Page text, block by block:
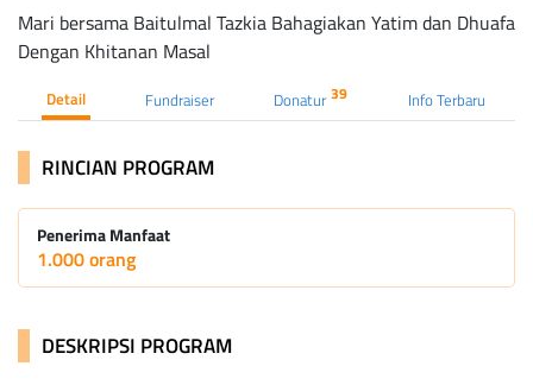
Mari bersama Baitulmal Tazkia Bahagiakan Yatim dan Dhuafa
Dengan Khitanan Masal
Detail Fundraiser Donatur39 Info Terbaru
RINCIAN PROGRAM
Penerima Manfaat
1.000 orang
DESKRIPSI PROGRAM